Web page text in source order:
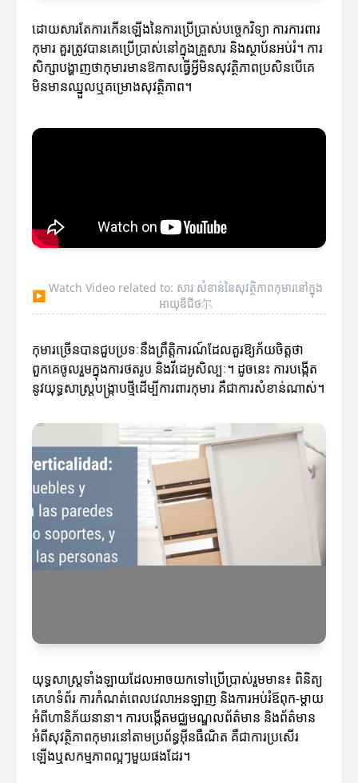
ដោយសារតែការកើនឡើងនៃការប្រើប្រាស់បច្ចេកវិទ្យា ការការពារ
កុមារ គួរត្រូវបានគេប្រើប្រាស់នៅក្នុងគ្រួសារ និងស្ថាប័នអប់រំ។ ការ
សិក្សាបង្ហាញថាកុមារមានឱកាសធ្វើអ្វីមិនសុវត្ថិភាពប្រសិនបើគេ
មិនមានឈ្នួលឬគម្រោងសុវត្ថិភាព។
▶
Watch Video related to: សារៈសំខាន់នៃសុវត្ថិភាពកុមារនៅក្នុង
អាយុឌីជីថ尔
កុមារច្រើនបានជួបប្រទៈនឹងព្រឹត្តិការណ៍ដែលគួរឱ្យភ័យចិត្តថា
ពួកគេចូលរួមក្នុងការថតរូប និងវីដេអូសិល្បៈ។ ដូចនេះ ការបង្កើត
នូវយុទ្ធសាស្ត្របង្រ្កាបថ្មីដើម្បីការពារកុមារ គឺជាការសំខាន់ណាស់។
យុទ្ធសាស្ត្រទាំងឡាយដែលអាចយកទៅប្រើប្រាស់រួមមាន៖ ពិនិត្យ
គេហទំព័រ ការកំណត់ពេលវេលាអនឡាញ និងការអប់រំឪពុក-ម្តាយ
អំពីហានិភ័យនានា។ ការបង្កើតមជ្ឈមណ្ឌលព័ត៌មាន និងព័ត៌មាន
អំពីសុវត្ថិភាពកុមារនៅតាមប្រព័ន្ធអ៊ីនធឺណិត គឺជាការប្រសើរ
ឡើងឬសកម្មភាពល្អៗមួយផងដែរ។